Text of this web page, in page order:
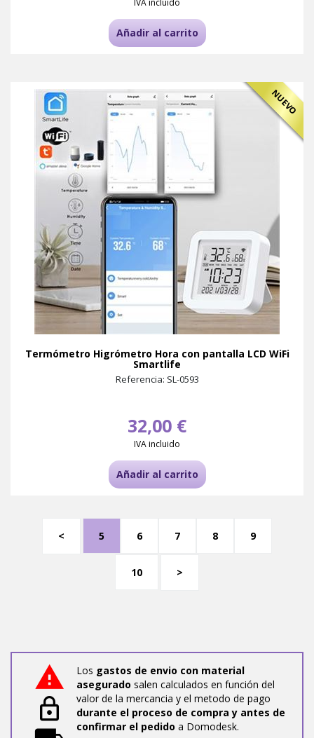
IVA incluido
Añadir al carrito
NUEVO
Termómetro Higrómetro Hora con pantalla LCD WiFi
Smartlife
Referencia: SL-0593
32,00 €
IVA incluido
Añadir al carrito
< 5 6 7 8 9
10 >
Los gastos de envio con material
asegurado salen calculados en función del
valor de la mercancia y el metodo de pago
durante el proceso de compra y antes de
confirmar el pedido a Domodesk.